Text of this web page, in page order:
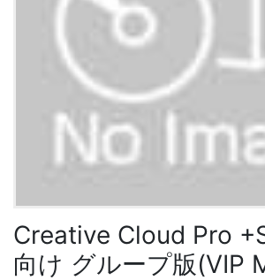
Creative Cloud Pro
向け グループ版(VIP